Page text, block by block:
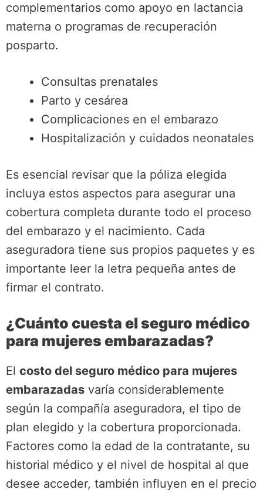
complementarios como apoyo en lactancia
materna o programas de recuperación
posparto.
Consultas prenatales
Parto y cesárea
Complicaciones en el embarazo
Hospitalización y cuidados neonatales
Es esencial revisar que la póliza elegida
incluya estos aspectos para asegurar una
cobertura completa durante todo el proceso
del embarazo y el nacimiento. Cada
aseguradora tiene sus propios paquetes y es
importante leer la letra pequeña antes de
firmar el contrato.
¿Cuánto cuesta el seguro médico
para mujeres embarazadas?
El costo del seguro médico para mujeres
embarazadas varía considerablemente
según la compañía aseguradora, el tipo de
plan elegido y la cobertura proporcionada.
Factores como la edad de la contratante, su
historial médico y el nivel de hospital al que
desee acceder, también influyen en el precio